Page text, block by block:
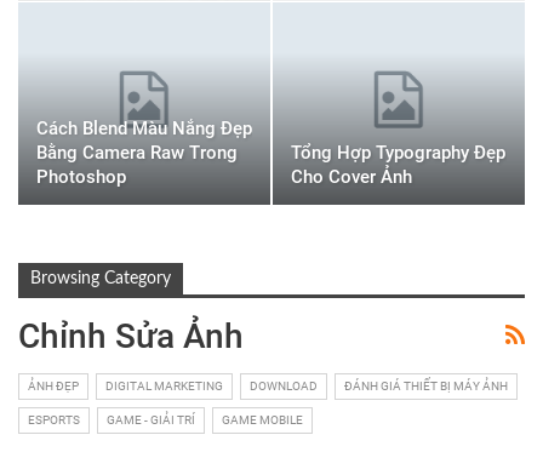
Cách Blend Màu Nắng Đẹp
Bằng Camera Raw Trong
Photoshop
Tổng Hợp Typography Đẹp
Cho Cover Ảnh
Browsing Category
Chỉnh Sửa Ảnh
ẢNH ĐẸP DIGITAL MARKETING DOWNLOAD ĐÁNH GIÁ THIẾT BỊ MÁY ẢNH
ESPORTS GAME - GIẢI TRÍ GAME MOBILE